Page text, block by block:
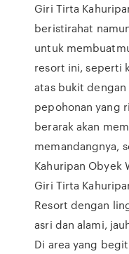
Giri Tirta
beristirahat
untuk
resort ini, seperti
atas bukit
pepohonan yang
berarak akan
memandangnya,
Kahuripan Obyek
Giri Tirta
Resort dengan
asri dan alami,
Di area yang